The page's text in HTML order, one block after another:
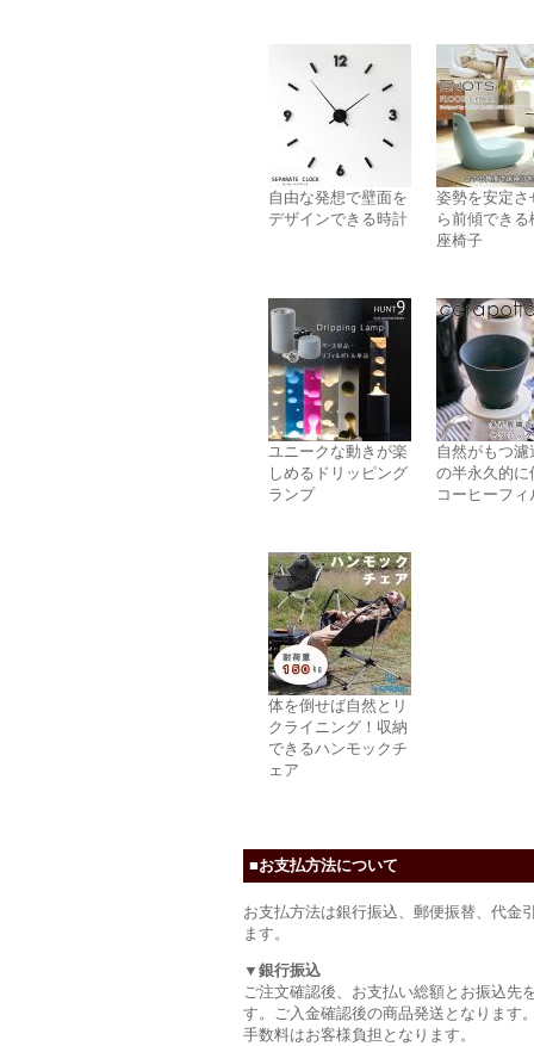
自由な発想で壁面を
デザインできる時計
姿勢を安定さ
ら前傾できる
座椅子
ユニークな動きが楽
しめるドリッピング
ランプ
自然がもつ濾
の半永久的に
コーヒーフィ
体を倒せば自然とリ
クライニング！収納
できるハンモックチ
ェア
■お支払方法について
お支払方法は銀行振込、郵便振替、代金
ます。
▼銀行振込
ご注文確認後、お支払い総額とお振込先
す。ご入金確認後の商品発送となります
手数料はお客様負担となります。